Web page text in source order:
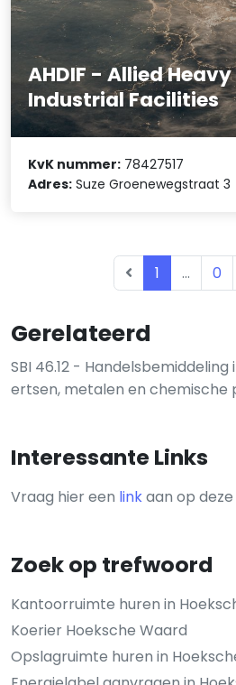
Gerelateerd
SBI 46.12 -
ertsen, metalen en chemische
Interessante Links
Vraag hier een linkaan op
Zoek op trefwoord
Kantoorruimte huren in
Koerier Hoeksche Waard
Opslagruimte huren in
AHDIF - Allied
Industrial Facilities
KvK nummer: 78427517
Adres: Suze Groenewegstraat 3
1 ... 0